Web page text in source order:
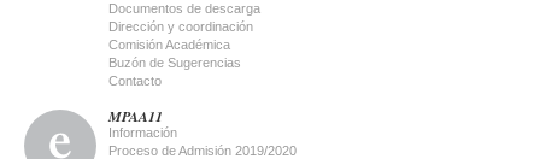
Documentos de descarga
Dirección y coordinación
Comisión Académica
Buzón de Sugerencias
Contacto
MPAA11
Información
Proceso de Admisión 2019/2020